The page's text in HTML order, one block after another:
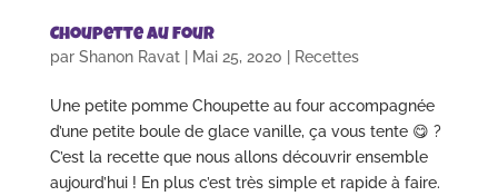
Choupette au four
par Shanon Ravat| Mai 25, 2020 Recettes
Une petite pomme Choupette au four accompagnée
d’une petite boule de glace vanille, ça vous tente 😋 ?
C’est la recette que nous allons découvrir ensemble
aujourd’hui ! En plus c’est très simple et rapide à faire.